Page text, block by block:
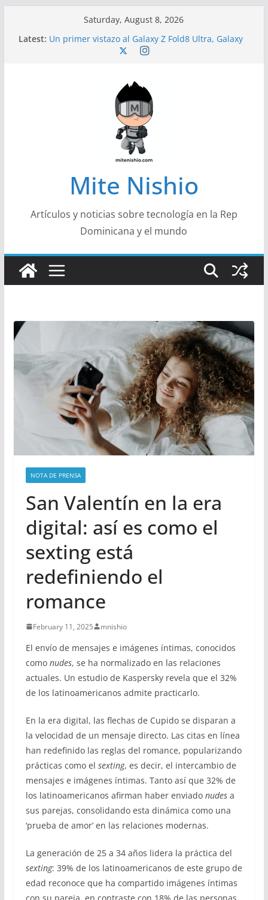
Saturday, August 8, 2026
Latest: Un primer vistazo al Galaxy Z Fold8 Ultra, Galaxy
Z Fold8 y Galaxy Z Flip8
Conferencistas analizarán los desafíos que
redefinen el futuro de las finanzas y la economía
Segunda edición de Marketing Unplugged
impulsa el marketing con propósito
Alerta sobre nueva campaña de ciberataques
que afecta a organizaciones de América Latina
Mite Nishio
Artículos y noticias sobre tecnología en la Rep
Dominicana y el mundo
NOTA DE PRENSA
San Valentín en la era
digital: así es como el
sexting está
redefiniendo el
romance
February 11, 2025 mnishio
El envío de mensajes e imágenes íntimas, conocidos
como nudes, se ha normalizado en las relaciones
actuales. Un estudio de Kaspersky revela que el 32%
de los latinoamericanos admite practicarlo.
En la era digital, las flechas de Cupido se disparan a
la velocidad de un mensaje directo. Las citas en línea
han redefinido las reglas del romance, popularizando
prácticas como el sexting, es decir, el intercambio de
mensajes e imágenes íntimas. Tanto así que 32% de
los latinoamericanos afirman haber enviado nudesa
sus parejas, consolidando esta dinámica como una
‘prueba de amor’ en las relaciones modernas.
La generación de 25 a 34 años lidera la práctica del
sexting: 39% de los latinoamericanos de este grupo de
edad reconoce que ha compartido imágenes íntimas